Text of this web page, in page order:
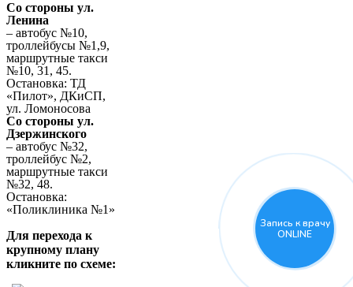
Со стороны ул.
Ленина
– автобус №10,
троллейбусы №1,9,
маршрутные такси
№10, 31, 45.
Остановка: ТД
«Пилот», ДКиСП,
ул. Ломоносова
Со стороны ул.
Дзержинского
– автобус №32,
троллейбус №2,
маршрутные такси
№32, 48.
Остановка:
«Поликлиника №1»
Для перехода к
крупному плану
кликните по схеме:
Запись к врачу
ONLINE